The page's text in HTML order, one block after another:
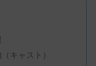
キャスト）